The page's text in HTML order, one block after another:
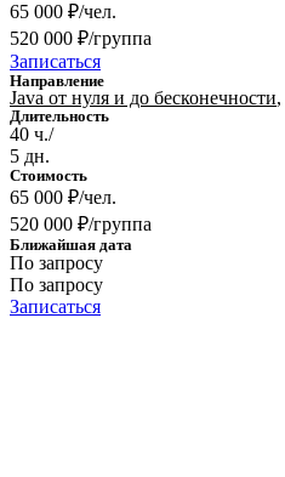
65 000 ₽/чел.
520 000 ₽/группа
Записаться
Направление
Java от нуля и до бесконечности,
Длительность
40 ч./
5 дн.
Стоимость
65 000 ₽/чел.
520 000 ₽/группа
Ближайшая дата
По запросу
По запросу
Записаться